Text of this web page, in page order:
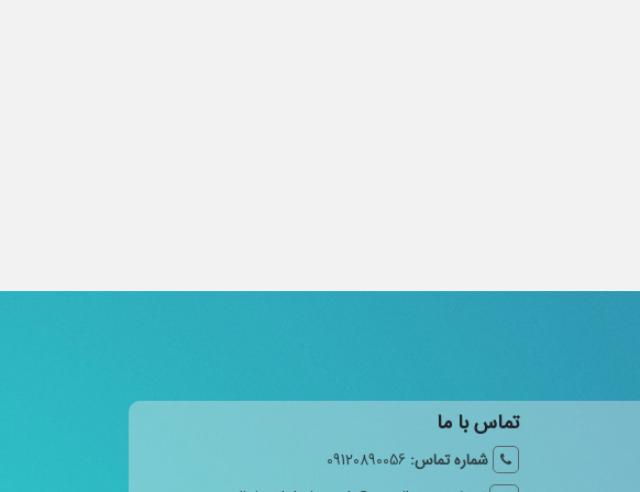
تماس با ما
شماره تماس: 09120890056